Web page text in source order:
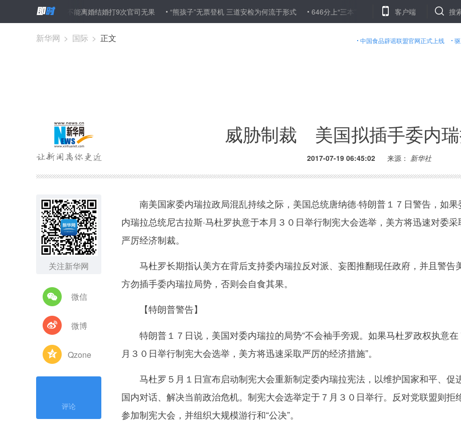
错信息 女子不能离婚结婚打9次官司无果 “熊孩子”无票登机 三道安检为何流于形式 646分上“三本” 不能让高考录取改革背锅 国产手机
客户端 搜
中国食品辟谣联盟官网正式上线
新华网 > 国际 > 正文
威胁制裁 美国拟插手委内
2017-07-19 06:45:02 来源： 新华社
关注新华网
微信
微博
Qzone
评论
南美国家委内瑞拉政局混乱持续之际，美国总统唐纳德·特朗普１７日警告，如果
内瑞拉总统尼古拉斯·马杜罗执意于本月３０日举行制宪大会选举，美方将迅速对委采
严厉经济制裁。
马杜罗长期指认美方在背后支持委内瑞拉反对派、妄图推翻现任政府，并且警告
方勿插手委内瑞拉局势，否则会自食其果。
【特朗普警告】
特朗普１７日说，美国对委内瑞拉的局势“不会袖手旁观。如果马杜罗政权执意在
月３０日举行制宪大会选举，美方将迅速采取严厉的经济措施”。
马杜罗５月１日宣布启动制宪大会重新制定委内瑞拉宪法，以维护国家和平、促
国内对话、解决当前政治危机。制宪大会选举定于７月３０日举行。反对党联盟则拒
参加制宪大会，并组织大规模游行和“公决”。